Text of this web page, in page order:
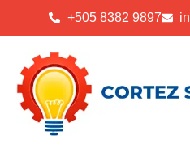
+505 8382 9897